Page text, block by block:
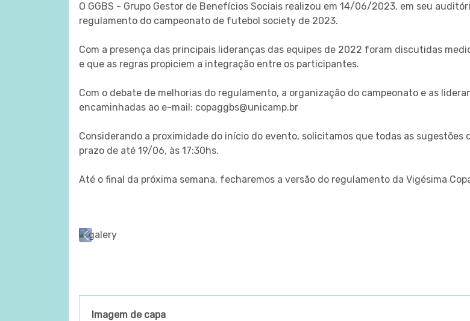
O GGBS - Grupo Gestor de Benefícios Sociais realizou em 14/06/2023, em seu
regulamento do campeonato de futebol society de 2023.
Com a presença das principais lideranças das equipes de 2022 foram discutidas
e que as regras propiciem a integração entre os participantes.
Com o debate de melhorias do regulamento, a organização do campeonato e as
encaminhadas ao e-mail: copaggbs@unicamp.br
Considerando a proximidade do início do evento, solicitamos que todas as
prazo de até 19/06, às 17:30hs.
Até o final da próxima semana, fecharemos a versão do regulamento da Vigésima
Previous
Imagem de capa